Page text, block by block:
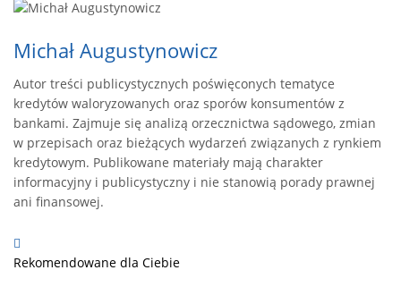
Michał Augustynowicz
Autor treści publicystycznych poświęconych tematyce
kredytów waloryzowanych oraz sporów konsumentów z
bankami. Zajmuje się analizą orzecznictwa sądowego, zmian
w przepisach oraz bieżących wydarzeń związanych z rynkiem
kredytowym. Publikowane materiały mają charakter
informacyjny i publicystyczny i nie stanowią porady prawnej
ani finansowej.
Rekomendowane dla Ciebie